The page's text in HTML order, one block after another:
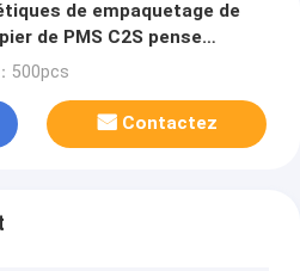
de empaquetage de
de PMS C2S pense
avec le logo
500pcs
Contactez